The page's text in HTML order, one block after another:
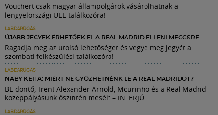
Vouchert csak magyar állampolgárok vásárolhatnak a
lengyelországi UEL-találkozóra!
LABDARÚGÁS
ÚJABB JEGYEK ÉRHETŐEK EL A REAL MADRID ELLENI MECCSRE
Ragadja meg az utolsó lehetőséget és vegye meg jegyét a
szombati felkészülési találkozóra!
LABDARÚGÁS
NABY KEITA: MIÉRT NE GYŐZHETNÉNK LE A REAL MADRIDOT?
BL-döntő, Trent Alexander-Arnold, Mourinho és a Real Madrid –
középpályásunk őszintén mesélt – INTERJÚ!
LABDARÚGÁS